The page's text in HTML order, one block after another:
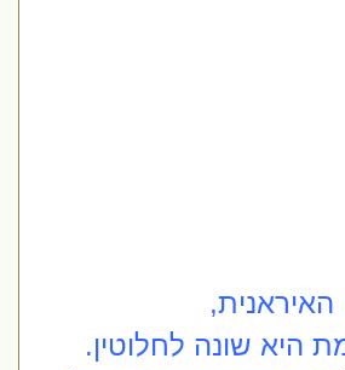
האיראנית,
היא שונה לחלוטין.